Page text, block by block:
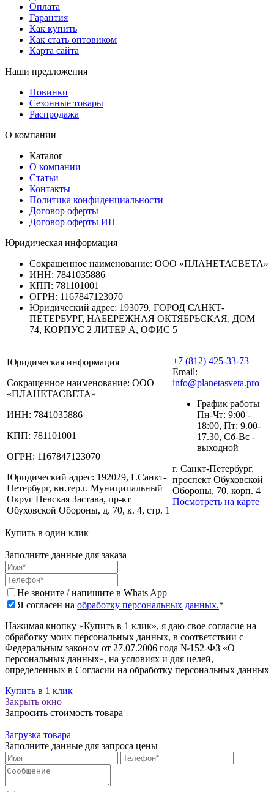
Оплата
Гарантия
Как купить
Как стать оптовиком
Карта сайта
Наши предложения
Новинки
Сезонные товары
Распродажа
О компании
Каталог
О компании
Статьи
Контакты
Политика конфиденциальности
Договор оферты
Договор оферты ИП
Юридическая информация
Сокращенное наименование: ООО «ПЛАНЕТАСВЕТА»
ИНН: 7841035886
КПП: 781101001
ОГРН: 1167847123070
Юридический адрес: 193079, ГОРОД САНКТ-
ПЕТЕРБУРГ, НАБЕРЕЖНАЯ ОКТЯБРЬСКАЯ, ДОМ
74, КОРПУС 2 ЛИТЕР А, ОФИС 5
Юридическая информация
Сокращенное наименование: ООО
«ПЛАНЕТАСВЕТА»
ИНН: 7841035886
КПП: 781101001
ОГРН: 1167847123070
Юридический адрес: 192029, Г.Санкт-
Петербург, вн.тер.г. Муниципальный
Округ Невская Застава, пр-кт
Обуховской Обороны, д. 70, к. 4, стр. 1
+7 (812) 425-33-73
Email:
info@planetasveta.pro
График работы
Пн-Чт: 9:00 -
18:00, Пт: 9.00-
17.30, Сб-Вс -
выходной
г. Санкт-Петербург,
проспект Обуховской
Обороны, 70, корп. 4
Посмотреть на карте
Купить в один клик
Заполните данные для заказа
Не звоните / напишите в Whats App
Я согласен на обработку персональных данных.*
Нажимая кнопку «Купить в 1 клик», я даю свое согласие на
обработку моих персональных данных, в соответствии с
Федеральным законом от 27.07.2006 года №152-ФЗ «О
персональных данных», на условиях и для целей,
определенных в Согласии на обработку персональных данных
Купить в 1 клик
Закрыть окно
Запросить стоимость товара
Загрузка товара
Заполните данные для запроса цены